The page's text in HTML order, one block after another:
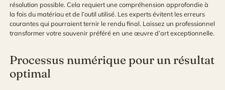
résolution possible. Cela requiert une compréhension approfondie à
la fois du matériau et de l’outil utilisé. Les experts évitent les erreurs
courantes qui pourraient ternir le rendu final. Laissez un professionnel
transformer votre souvenir préféré en une œuvre d’art exceptionnelle.
Processus numérique pour un résultat
optimal